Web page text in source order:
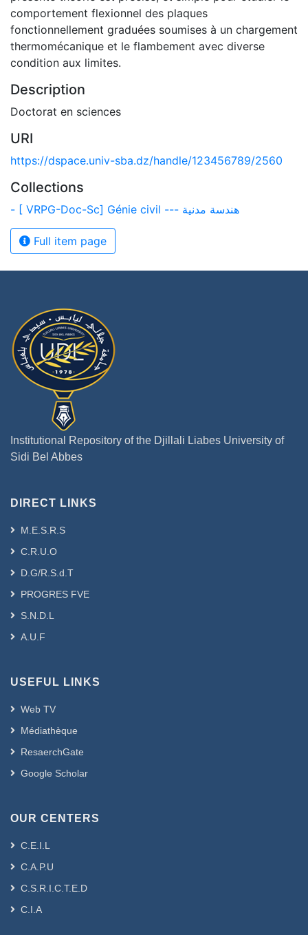
comportement flexionnel des plaques
fonctionnellement graduées soumises à un chargement
thermomécanique et le flambement avec diverse
condition aux limites.
Description
Doctorat en sciences
URI
https://dspace.univ-sba.dz/handle/123456789/2560
Collections
- [ VRPG-Doc-Sc] Génie civil --- هندسة مدنية
Full item page
Institutional Repository of the Djillali Liabes University of
Sidi Bel Abbes
DIRECT LINKS
M.E.S.R.S
C.R.U.O
D.G/R.S.d.T
PROGRES FVE
S.N.D.L
A.U.F
USEFUL LINKS
Web TV
Médiathèque
ResaerchGate
Google Scholar
OUR CENTERS
C.E.I.L
C.A.P.U
C.S.R.I.C.T.E.D
C.I.A